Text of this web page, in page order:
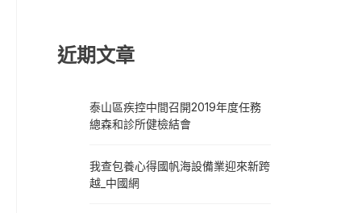
近期文章
泰山區疾控中間召開2019年度任務
總森和診所健檢結會
我查包養心得國帆海設備業迎來新跨
越_中國網